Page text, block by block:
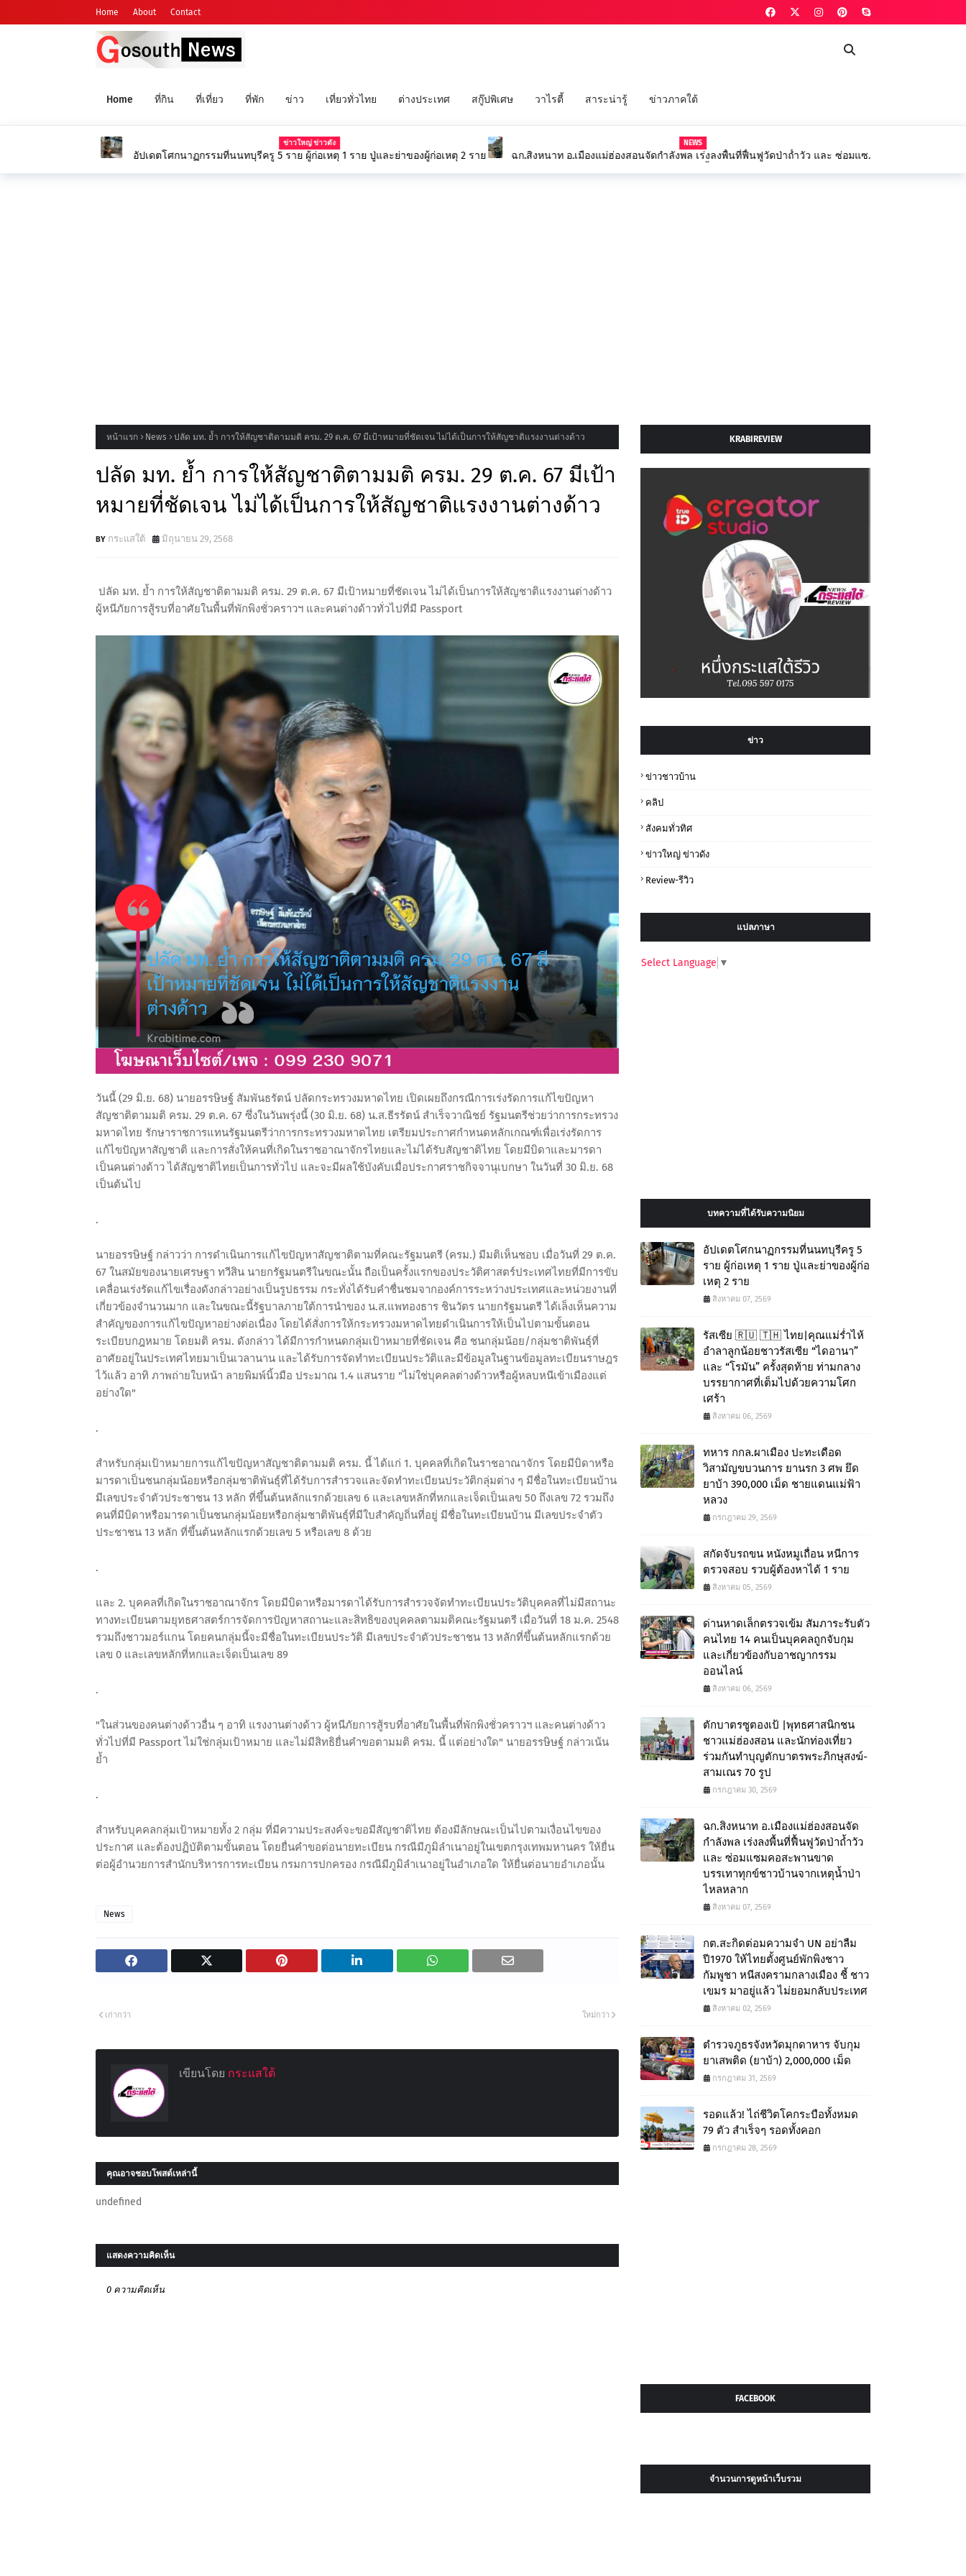
Home About Contact
Home ที่กิน ที่เที่ยว ที่พัก ข่าว เที่ยวทั่วไทย ต่างประเทศ สกู๊ปพิเศษ วาไรตี้ สาระน่ารู้ ข่าวภาคใต้
ข่าวใหญ่ ข่าวดัง
อัปเดตโศกนาฏกรรมที่นนทบุรีครู 5 ราย ผู้ก่อเหตุ 1 ราย ปู่และย่าของผู้ก่อเหตุ 2 ราย
NEWS
ฉก.สิงหนาท อ.เมืองแม่ฮ่องสอนจัดกำลังพล เร่งลงพื้นที่ฟื้นฟูวัดป่าถ้ำวัว และ ซ่อมแซม
หน้าแรก News ปลัด มท. ย้ำ การให้สัญชาติตามมติ ครม. 29 ต.ค. 67 มีเป้าหมายที่ชัดเจน ไม่ได้เป็นการให้สัญชาติแรงงานต่างด้าว
ปลัด มท. ย้ำ การให้สัญชาติตามมติ ครม. 29 ต.ค. 67 มีเป้า
หมายที่ชัดเจน ไม่ได้เป็นการให้สัญชาติแรงงานต่างด้าว
กระแสใต้ มิถุนายน 29, 2568
ปลัด มท. ย้ำ การให้สัญชาติตามมติ ครม. 29 ต.ค. 67 มีเป้าหมายที่ชัดเจน ไม่ได้เป็นการให้สัญชาติแรงงานต่างด้าว
ผู้หนีภัยการสู้รบที่อาศัยในพื้นที่พักพิงชั่วคราวฯ และคนต่างด้าวทั่วไปที่มี Passport
วันนี้ (29 มิ.ย. 68) นายอรรษิษฐ์ สัมพันธรัตน์ ปลัดกระทรวงมหาดไทย เปิดเผยถึงกรณีการเร่งรัดการแก้ไขปัญหา
สัญชาติตามมติ ครม. 29 ต.ค. 67 ซึ่งในวันพรุ่งนี้ (30 มิ.ย. 68) น.ส.ธีรรัตน์ สำเร็จวาณิชย์ รัฐมนตรีช่วยว่าการกระทรวง
มหาดไทย รักษาราชการแทนรัฐมนตรีว่าการกระทรวงมหาดไทย เตรียมประกาศกำหนดหลักเกณฑ์เพื่อเร่งรัดการ
แก้ไขปัญหาสัญชาติ และการสั่งให้คนที่เกิดในราชอาณาจักรไทยและไม่ได้รับสัญชาติไทย โดยมีบิดาและมารดา
เป็นคนต่างด้าว ได้สัญชาติไทยเป็นการทั่วไป และจะมีผลใช้บังคับเมื่อประกาศราชกิจจานุเบกษา ในวันที่ 30 มิ.ย. 68
เป็นต้นไป
.
นายอรรษิษฐ์ กล่าวว่า การดำเนินการแก้ไขปัญหาสัญชาติตามที่คณะรัฐมนตรี (ครม.) มีมติเห็นชอบ เมื่อวันที่ 29 ต.ค.
67 ในสมัยของนายเศรษฐา ทวีสิน นายกรัฐมนตรีในขณะนั้น ถือเป็นครั้งแรกของประวัติศาสตร์ประเทศไทยที่มีการขับ
เคลื่อนเร่งรัดแก้ไขเรื่องดังกล่าวอย่างเป็นรูปธรรม กระทั่งได้รับคำชื่นชมจากองค์การระหว่างประเทศและหน่วยงานที่
เกี่ยวข้องจำนวนมาก และในขณะนี้รัฐบาลภายใต้การนำของ น.ส.แพทองธาร ชินวัตร นายกรัฐมนตรี ได้เล็งเห็นความ
สำคัญของการแก้ไขปัญหาอย่างต่อเนื่อง โดยได้สั่งการให้กระทรวงมหาดไทยดำเนินการให้เป็นไปตามขั้นตอน
ระเบียบกฎหมาย โดยมติ ครม. ดังกล่าว ได้มีการกำหนดกลุ่มเป้าหมายที่ชัดเจน คือ ชนกลุ่มน้อย/กลุ่มชาติพันธุ์ที่
อาศัยอยู่ในประเทศไทยมาเป็นเวลานาน และได้รับการจัดทำทะเบียนประวัติและมีข้อมูลในฐานข้อมูลทะเบียนราษฎร
ไว้แล้ว อาทิ ภาพถ่ายใบหน้า ลายพิมพ์นิ้วมือ ประมาณ 1.4 แสนราย "ไม่ใช่บุคคลต่างด้าวหรือผู้หลบหนีเข้าเมืองแต่
อย่างใด"
.
สำหรับกลุ่มเป้าหมายการแก้ไขปัญหาสัญชาติตามมติ ครม. นี้ ได้แก่ 1. บุคคลที่เกิดในราชอาณาจักร โดยมีบิดาหรือ
มารดาเป็นชนกลุ่มน้อยหรือกลุ่มชาติพันธุ์ที่ได้รับการสำรวจและจัดทำทะเบียนประวัติกลุ่มต่าง ๆ มีชื่อในทะเบียนบ้าน
มีเลขประจำตัวประชาชน 13 หลัก ที่ขึ้นต้นหลักแรกด้วยเลข 6 และเลขหลักที่หกและเจ็ดเป็นเลข 50 ถึงเลข 72 รวมถึง
คนที่มีบิดาหรือมารดาเป็นชนกลุ่มน้อยหรือกลุ่มชาติพันธุ์ที่มีใบสำคัญถิ่นที่อยู่ มีชื่อในทะเบียนบ้าน มีเลขประจำตัว
ประชาชน 13 หลัก ที่ขึ้นต้นหลักแรกด้วยเลข 5 หรือเลข 8 ด้วย
.
และ 2. บุคคลที่เกิดในราชอาณาจักร โดยมีบิดาหรือมารดาได้รับการสำรวจจัดทำทะเบียนประวัติบุคคลที่ไม่มีสถานะ
ทางทะเบียนตามยุทธศาสตร์การจัดการปัญหาสถานะและสิทธิของบุคคลตามมติคณะรัฐมนตรี เมื่อวันที่ 18 ม.ค. 2548
รวมถึงชาวมอร์แกน โดยคนกลุ่มนี้จะมีชื่อในทะเบียนประวัติ มีเลขประจำตัวประชาชน 13 หลักที่ขึ้นต้นหลักแรกด้วย
เลข 0 และเลขหลักที่หกและเจ็ดเป็นเลข 89
.
"ในส่วนของคนต่างด้าวอื่น ๆ อาทิ แรงงานต่างด้าว ผู้หนีภัยการสู้รบที่อาศัยในพื้นที่พักพิงชั่วคราวฯ และคนต่างด้าว
ทั่วไปที่มี Passport ไม่ใช่กลุ่มเป้าหมาย และไม่มีสิทธิยื่นคำขอตามมติ ครม. นี้ แต่อย่างใด" นายอรรษิษฐ์ กล่าวเน้น
ย้ำ
.
สำหรับบุคคลกลุ่มเป้าหมายทั้ง 2 กลุ่ม ที่มีความประสงค์จะขอมีสัญชาติไทย ต้องมีลักษณะเป็นไปตามเงื่อนไขของ
ประกาศ และต้องปฏิบัติตามขั้นตอน โดยยื่นคำขอต่อนายทะเบียน กรณีมีภูมิลำเนาอยู่ในเขตกรุงเทพมหานคร ให้ยื่น
ต่อผู้อำนวยการสำนักบริหารการทะเบียน กรมการปกครอง กรณีมีภูมิลำเนาอยู่ในอำเภอใด ให้ยื่นต่อนายอำเภอนั้น
News
ใหม่กว่า
เก่ากว่า
เขียนโดย กระแสใต้
คุณอาจชอบโพสต์เหล่านี้
undefined
แสดงความคิดเห็น
0 ความคิดเห็น
KRABIREVIEW
ข่าว
ข่าวชาวบ้าน
คลิป
สังคมทั่วทิศ
ข่าวใหญ่ ข่าวดัง
Review-รีวิว
แปลภาษา
Select Language ▼
บทความที่ได้รับความนิยม
อัปเดตโศกนาฏกรรมที่นนทบุรีครู 5
ราย ผู้ก่อเหตุ 1 ราย ปู่และย่าของผู้ก่อ
เหตุ 2 ราย
สิงหาคม 07, 2569
รัสเซีย 🇷🇺 🇹🇭 ไทย|คุณแม่ร่ำไห้
อำลาลูกน้อยชาวรัสเซีย “ไดอานา”
และ “โรมัน” ครั้งสุดท้าย ท่ามกลาง
บรรยากาศที่เต็มไปด้วยความโศก
เศร้า
สิงหาคม 06, 2569
ทหาร กกล.ผาเมือง ปะทะเดือด
วิสามัญขบวนการ ยานรก 3 ศพ ยึด
ยาบ้า 390,000 เม็ด ชายแดนแม่ฟ้า
หลวง
กรกฎาคม 29, 2569
สกัดจับรถขน หนังหมูเถื่อน หนีการ
ตรวจสอบ รวบผู้ต้องหาได้ 1 ราย
สิงหาคม 05, 2569
ด่านหาดเล็กตรวจเข้ม สัมภาระรับตัว
คนไทย 14 คนเป็นบุคคลถูกจับกุม
และเกี่ยวข้องกับอาชญากรรม
ออนไลน์
สิงหาคม 06, 2569
ตักบาตรซูตองเป้ |พุทธศาสนิกชน
ชาวแม่ฮ่องสอน และนักท่องเที่ยว
ร่วมกันทำบุญตักบาตรพระภิกษุสงฆ์-
สามเณร 70 รูป
กรกฎาคม 30, 2569
ฉก.สิงหนาท อ.เมืองแม่ฮ่องสอนจัด
กำลังพล เร่งลงพื้นที่ฟื้นฟูวัดป่าถ้ำวัว
และ ซ่อมแซมคอสะพานขาด
บรรเทาทุกข์ชาวบ้านจากเหตุน้ำป่า
ไหลหลาก
สิงหาคม 07, 2569
กต.สะกิดต่อมความจำ UN อย่าลืม
ปี1970 ให้ไทยตั้งศูนย์พักพิงชาว
กัมพูชา หนีสงครามกลางเมือง ชี้ ชาว
เขมร มาอยู่แล้ว ไม่ยอมกลับประเทศ
สิงหาคม 02, 2569
ตำรวจภูธรจังหวัดมุกดาหาร จับกุม
ยาเสพติด (ยาบ้า) 2,000,000 เม็ด
กรกฎาคม 31, 2569
รอดแล้ว! ไถ่ชีวิตโคกระบือทั้งหมด
79 ตัว สำเร็จๆ รอดทั้งคอก
กรกฎาคม 28, 2569
FACEBOOK
จำนวนการดูหน้าเว็บรวม